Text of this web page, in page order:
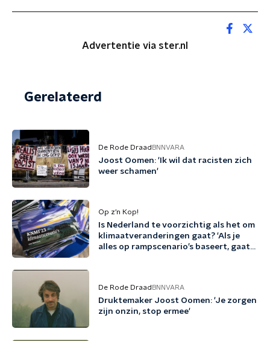
Advertentie via ster.nl
Gerelateerd
De Rode Draad BNNVARA
Joost Oomen: 'Ik wil dat racisten zich
weer schamen'
Op z’n Kop!
Is Nederland te voorzichtig als het om
klimaatveranderingen gaat? 'Als je
alles op rampscenario’s baseert, gaat
De Rode Draad BNNVARA
Druktemaker Joost Oomen: 'Je zorgen
zijn onzin, stop ermee'